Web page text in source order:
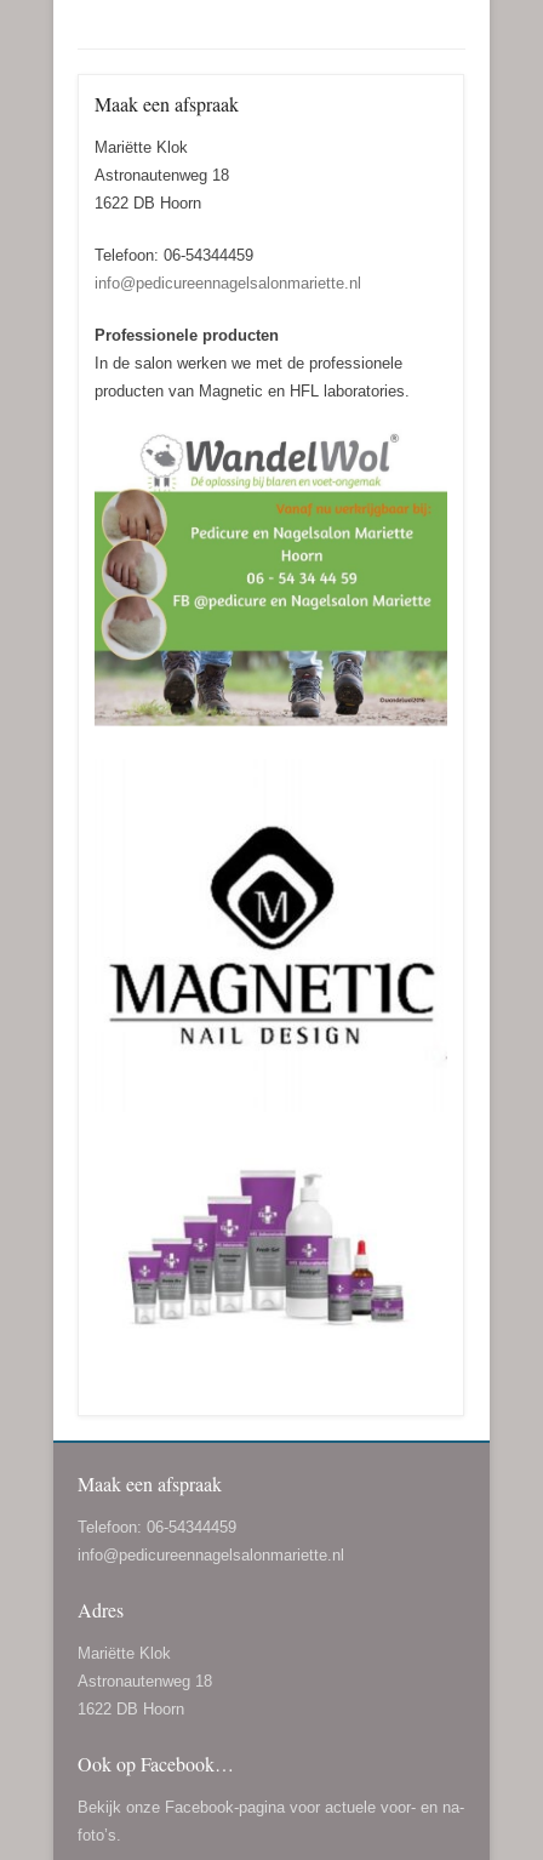
Maak een afspraak
Mariëtte Klok
Astronautenweg 18
1622 DB Hoorn
Telefoon: 06-54344459
info@pedicureennagelsalonmariette.nl
Professionele producten
In de salon werken we met de professionele
producten van Magnetic en HFL laboratories.
Maak een afspraak
Telefoon: 06-54344459
info@pedicureennagelsalonmariette.nl
Adres
Mariëtte Klok
Astronautenweg 18
1622 DB Hoorn
Ook op Facebook…
Bekijk onze Facebook-pagina voor actuele voor- en na-
foto’s.